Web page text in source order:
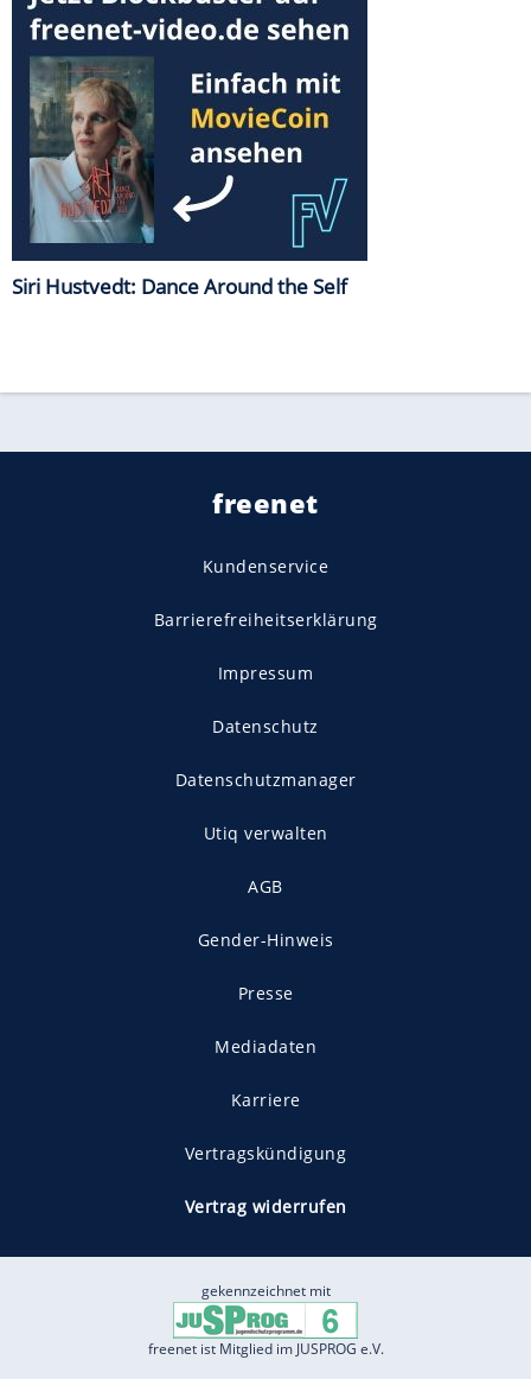
Siri Hustvedt: Dance Around the Self
freenet
Kundenservice
Barrierefreiheitserklärung
Impressum
Datenschutz
Datenschutzmanager
Utiq verwalten
AGB
Gender-Hinweis
Presse
Mediadaten
Karriere
Vertragskündigung
Vertrag widerrufen
gekennzeichnet mit
freenet ist Mitglied im JUSPROG e.V.